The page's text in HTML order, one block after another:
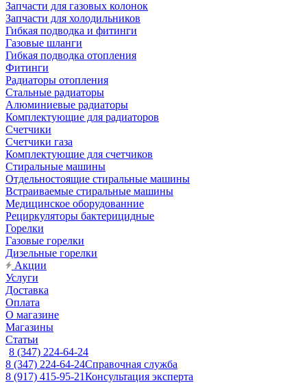
Запчасти для газовых колонок
Запчасти для холодильников
Гибкая подводка и фитинги
Газовые шланги
Гибкая подводка отопления
Фитинги
Радиаторы отопления
Стальные радиаторы
Алюминиевые радиаторы
Комплектующие для радиаторов
Счетчики
Счетчики газа
Комплектующие для счетчиков
Стиральные машины
Отдельностоящие стиральные машины
Встраиваемые стиральные машины
Медицинское оборудованние
Рециркуляторы бактерицидные
Горелки
Газовые горелки
Дизельные горелки
Акции
Услуги
Доставка
Оплата
О магазине
Магазины
Статьи
8 (347) 224-64-24
8 (347) 224-64-24Справочная служба
8 (917) 415-95-21Консультация эксперта